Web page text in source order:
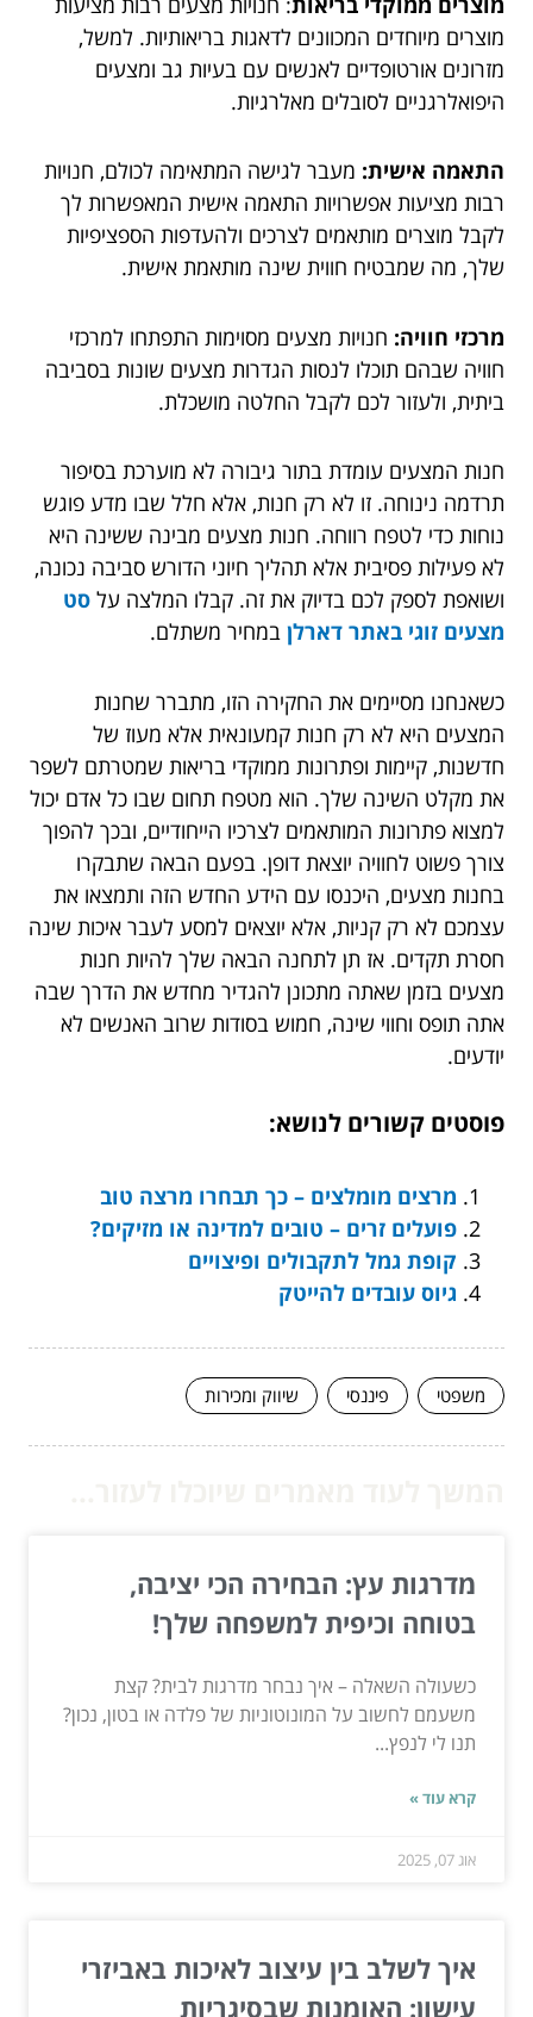
מוצרים מיוחדים המכוונים לדאגות בריאותיות. למשל,
מזרונים אורטופדיים לאנשים עם בעיות גב ומצעים
היפואלרגניים לסובלים מאלרגיות.
התאמה אישית: מעבר לגישה המתאימה לכולם, חנויות
רבות מציעות אפשרויות התאמה אישית המאפשרות לך
לקבל מוצרים מותאמים לצרכים ולהעדפות הספציפיות
שלך, מה שמבטיח חווית שינה מותאמת אישית.
מרכזי חוויה: חנויות מצעים מסוימות התפתחו למרכזי
חוויה שבהם תוכלו לנסות הגדרות מצעים שונות בסביבה
ביתית, ולעזור לכם לקבל החלטה מושכלת.
חנות המצעים עומדת בתור גיבורה לא מוערכת בסיפור
תרדמה נינוחה. זו לא רק חנות, אלא חלל שבו מדע פוגש
נוחות כדי לטפח רווחה. חנות מצעים מבינה ששינה היא
לא פעילות פסיבית אלא תהליך חיוני הדורש סביבה נכונה,
ושואפת לספק לכם בדיוק את זה. קבלו המלצה על סט
מצעים זוגי באתר דארלן במחיר משתלם.
כשאנחנו מסיימים את החקירה הזו, מתברר שחנות
המצעים היא לא רק חנות קמעונאית אלא מעוז של
חדשנות, קיימות ופתרונות ממוקדי בריאות שמטרתם לשפר
את מקלט השינה שלך. הוא מטפח תחום שבו כל אדם יכול
למצוא פתרונות המותאמים לצרכיו הייחודיים, ובכך להפוך
צורך פשוט לחוויה יוצאת דופן. בפעם הבאה שתבקרו
בחנות מצעים, היכנסו עם הידע החדש הזה ותמצאו את
עצמכם לא רק קניות, אלא יוצאים למסע לעבר איכות שינה
חסרת תקדים. אז תן לתחנה הבאה שלך להיות חנות
מצעים בזמן שאתה מתכונן להגדיר מחדש את הדרך שבה
אתה תופס וחווי שינה, חמוש בסודות שרוב האנשים לא
יודעים.
פוסטים קשורים לנושא:
מרצים מומלצים – כך תבחרו מרצה טוב
פועלים זרים – טובים למדינה או מזיקים?
קופת גמל לתקבולים ופיצויים
גיוס עובדים להייטק
משפטי פיננסי שיווק ומכירות
מדרגות עץ: הבחירה הכי יציבה,
בטוחה וכיפית למשפחה שלך!
כשעולה השאלה – איך נבחר מדרגות לבית? קצת
משעמם לחשוב על המונוטוניות של פלדה או בטון, נכון?
תנו לי לנפץ...
קרא עוד »
אוג 07, 2025
איך לשלב בין עיצוב לאיכות באביזרי
עישון: האומנות שבסיגריות